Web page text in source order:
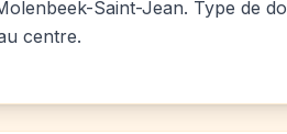
Saint-Jean. Type de
centre.